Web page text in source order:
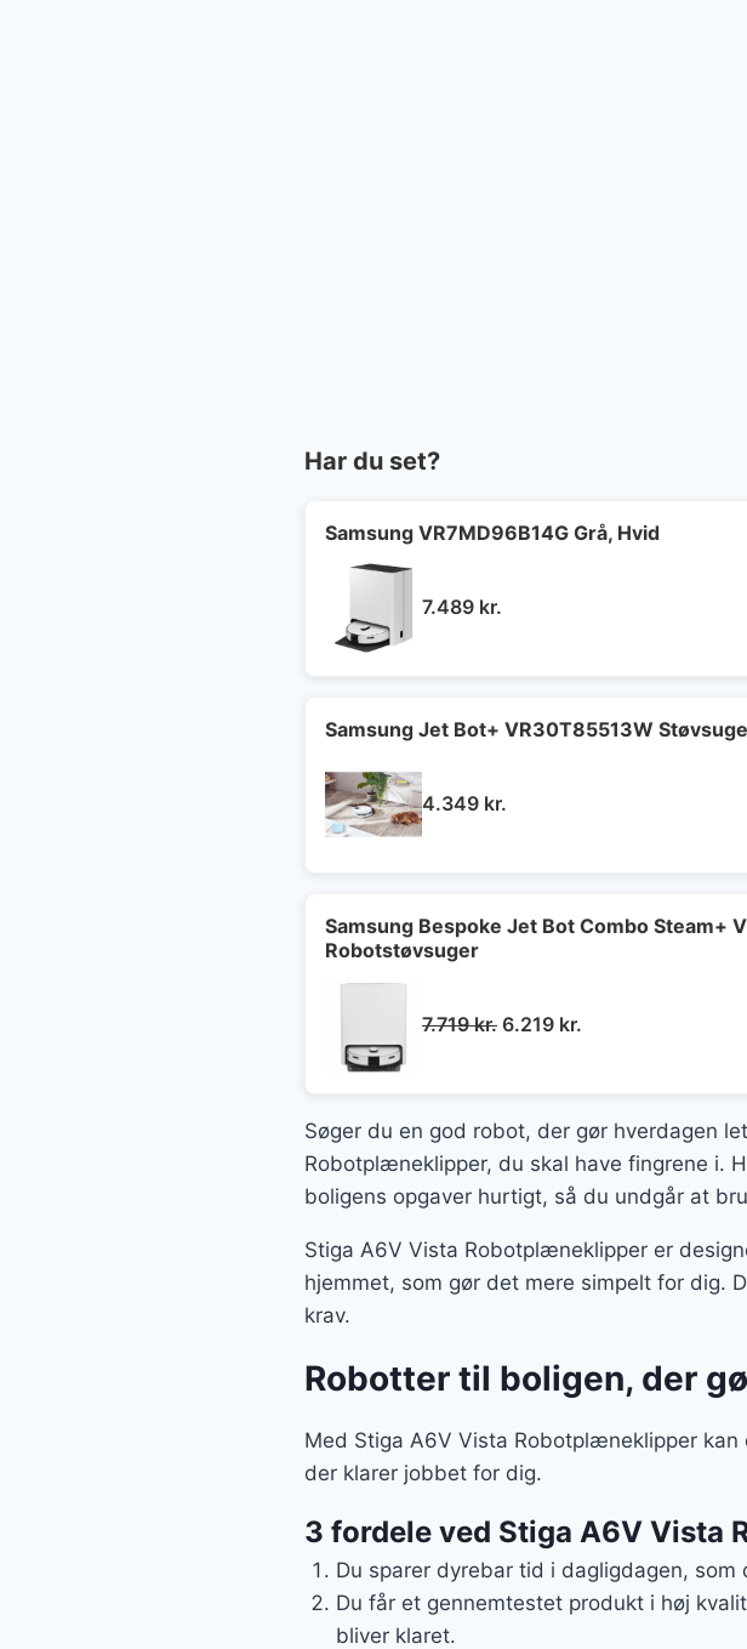
Har du set?
Samsung VR7MD96B14G Grå, Hvid
7.489 kr.
Samsung Jet Bot+ VR30T85513W
4.349 kr.
Samsung Bespoke Jet Bot Combo Steam+
Robotstøvsuger
7.719kr. Den
7.719 kr..
6.219 kr.
6.219 kr..
Søger du en god robot, der gør hverdagen
Robotplæneklipper, du skal have fingrene i.
boligens opgaver hurtigt, så du undgår at
Stiga A6V Vista Robotplæneklipper er
hjemmet, som gør det mere simpelt for dig.
krav.
Robotter til boligen, der
Med Stiga A6V Vista Robotplæneklipper
der klarer jobbet for dig.
3 fordele ved Stiga A6V Vista
Du sparer dyrebar tid i dagligdagen,
Du får et gennemtestet produkt i høj
bliver klaret.